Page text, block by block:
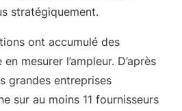
stratégiquement.
ont accumulé des
mesurer l’ampleur. D’après
grandes entreprises
sur au moins 11 fournisseurs